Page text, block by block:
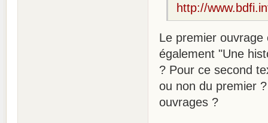
http://
Le premier
également "Une
? Pour ce second
ou non du premier
ouvrages ?